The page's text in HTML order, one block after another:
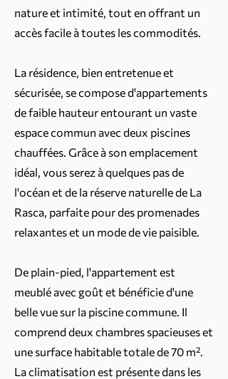
nature et intimité, tout en offrant un
accès facile à toutes les commodités.
La résidence, bien entretenue et
sécurisée, se compose d'appartements
de faible hauteur entourant un vaste
espace commun avec deux piscines
chauffées. Grâce à son emplacement
idéal, vous serez à quelques pas de
l'océan et de la réserve naturelle de La
Rasca, parfaite pour des promenades
relaxantes et un mode de vie paisible.
De plain-pied, l'appartement est
meublé avec goût et bénéficie d'une
belle vue sur la piscine commune. Il
comprend deux chambres spacieuses et
une surface habitable totale de 70 m².
La climatisation est présente dans les